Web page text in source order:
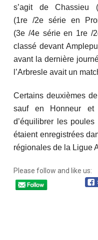
s’agit de Chassieu
(1re /2e série en
(3e /4e série en 1re /
classé devant
avant la dernière
l’Arbresle avait un
Certains deuxièmes
sauf en Honneur et
d’équilibrer les
étaient enregistrées
régionales de la Ligue
Please follow and like us: